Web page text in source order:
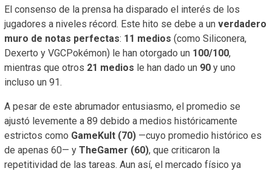
El consenso de la prensa ha disparado el interés de los
jugadores a niveles récord. Este hito se debe a un verdadero
muro de notas perfectas: 11 medios (como Siliconera,
Dexerto y VGCPokémon) le han otorgado un 100/100,
mientras que otros 21 medios le han dado un 90 y uno
incluso un 91.
A pesar de este abrumador entusiasmo, el promedio se
ajustó levemente a 89 debido a medios históricamente
estrictos como GameKult (70) —cuyo promedio histórico es
de apenas 60— y TheGamer (60), que criticaron la
repetitividad de las tareas. Aun así, el mercado físico ya